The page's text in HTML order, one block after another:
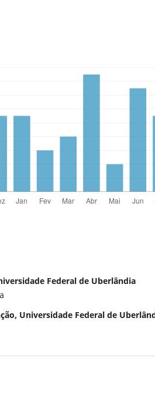
Federal de Uberlândia
Universidade Federal de